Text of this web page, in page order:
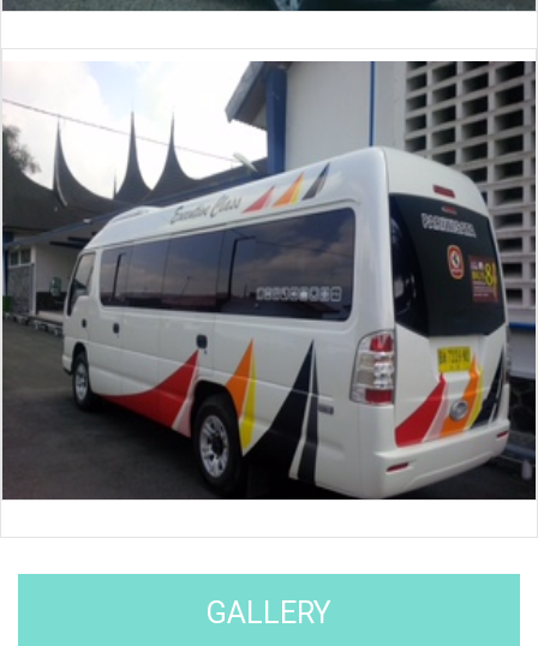
Mini Bus 14 Seat
GALLERY